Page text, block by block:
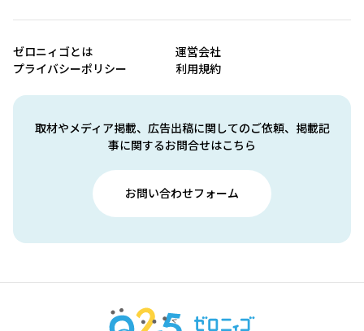
取材やメディア掲載、広告出稿に関してのご依頼、掲載記
事に関するお問合せはこちら
お問い合わせフォーム
ゼロニィゴとは
運営会社
プライバシーポリシー
利用規約